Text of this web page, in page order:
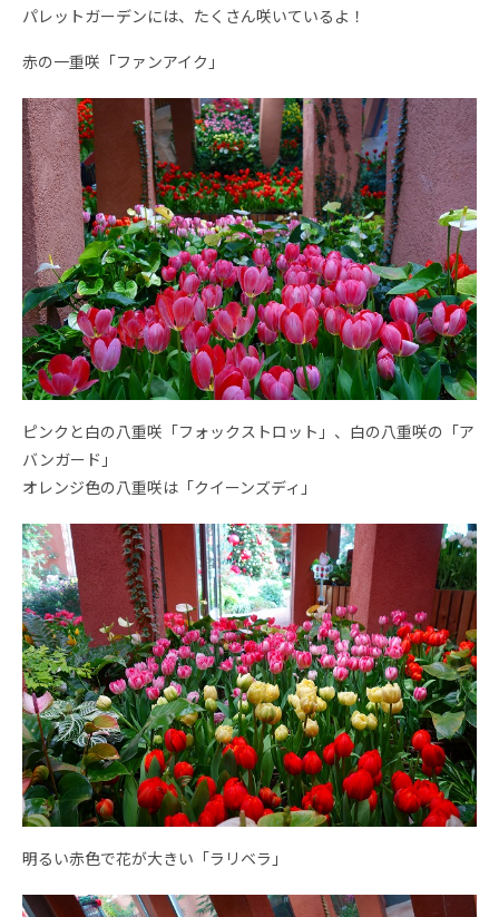
パレットガーデンには、たくさん咲いているよ！
赤の一重咲「ファンアイク」
ピンクと白の八重咲「フォックストロット」、白の八重咲の「ア
バンガード」
オレンジ色の八重咲は「クイーンズディ」
明るい赤色で花が大きい「ラリベラ」